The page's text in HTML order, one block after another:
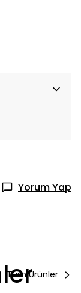
Yorum Yap
Tüm Ürünler